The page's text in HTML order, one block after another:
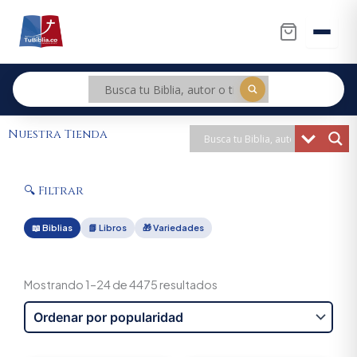
contenido
Nuestra Tienda
🔍 Filtrar
📖 Biblias 📗 Libros 🎁 Variedades
Mostrando 1–24 de 4475 resultados